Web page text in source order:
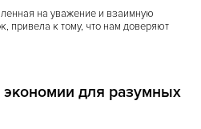
на уважение и взаимную
привела к тому, что нам доверяют
экономии для разумных